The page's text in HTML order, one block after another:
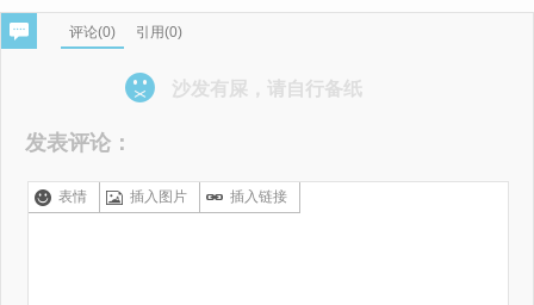
评论(0) 引用(0)
沙发有屎，请自行备纸
发表评论：
表情 插入图片 插入链接